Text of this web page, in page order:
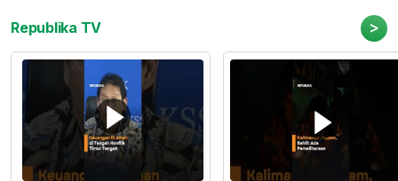
Republika TV >